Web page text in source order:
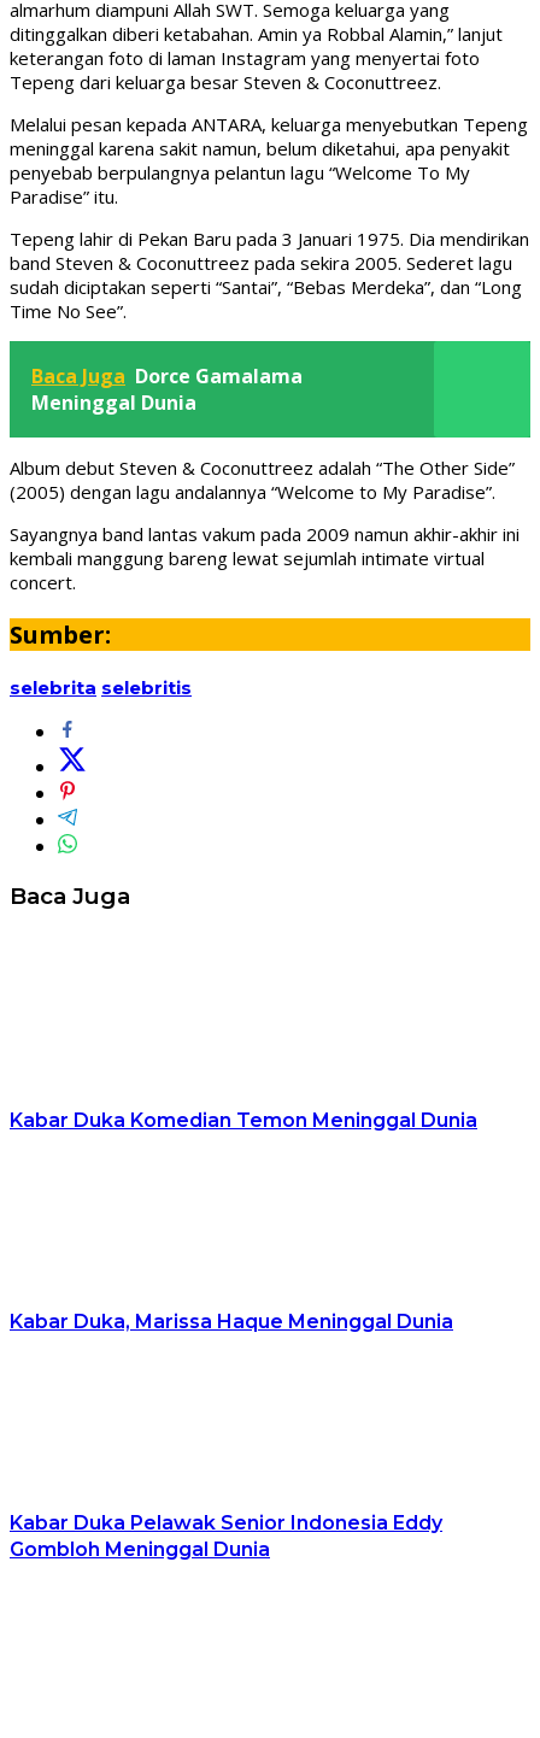
almarhum diampuni Allah SWT. Semoga keluarga yang
ditinggalkan diberi ketabahan. Amin ya Robbal Alamin,” lanjut
keterangan foto di laman Instagram yang menyertai foto
Tepeng dari keluarga besar Steven & Coconuttreez.
Melalui pesan kepada ANTARA, keluarga menyebutkan Tepeng
meninggal karena sakit namun, belum diketahui, apa penyakit
penyebab berpulangnya pelantun lagu “Welcome To My
Paradise” itu.
Tepeng lahir di Pekan Baru pada 3 Januari 1975. Dia mendirikan
band Steven & Coconuttreez pada sekira 2005. Sederet lagu
sudah diciptakan seperti “Santai”, “Bebas Merdeka”, dan “Long
Time No See”.
Baca Juga Dorce Gamalama
Meninggal Dunia
Album debut Steven & Coconuttreez adalah “The Other Side”
(2005) dengan lagu andalannya “Welcome to My Paradise”.
Sayangnya band lantas vakum pada 2009 namun akhir-akhir ini
kembali manggung bareng lewat sejumlah intimate virtual
concert.
Sumber:
selebrita selebritis
Baca Juga
Kabar Duka Komedian Temon Meninggal Dunia
Kabar Duka, Marissa Haque Meninggal Dunia
Kabar Duka Pelawak Senior Indonesia Eddy
Gombloh Meninggal Dunia